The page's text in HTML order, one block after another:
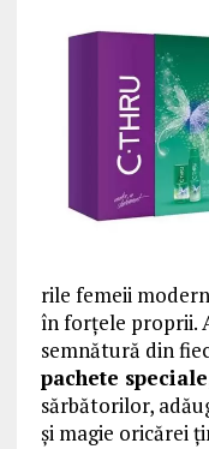
rile femeii
în forțele proprii.
semnătură din
pachete speciale
sărbătorilor,
și magie oricărei